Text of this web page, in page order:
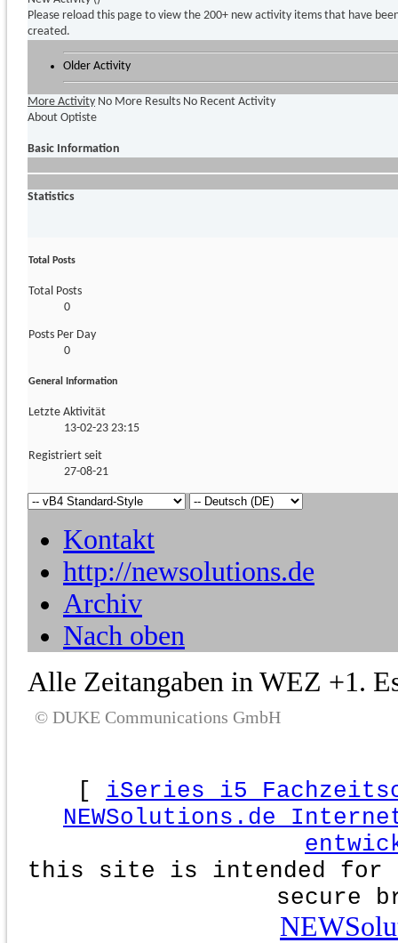
Please reload this page to view the 200+ new activity items that have
created.
Older Activity
More Activity No More Results No Recent Activity
About Optiste
Basic Information
Statistics
Total Posts
Total Posts
0
Posts Per Day
0
General Information
Letzte Aktivität
13-02-23 23:15
Registriert seit
27-08-21
Kontakt
http://newsolutions.de
Archiv
Nach oben
Alle Zeitangaben in WEZ +1.
© DUKE Communications GmbH
[ iSeries i5
NEWSolutions.de
this site is intended for
secure